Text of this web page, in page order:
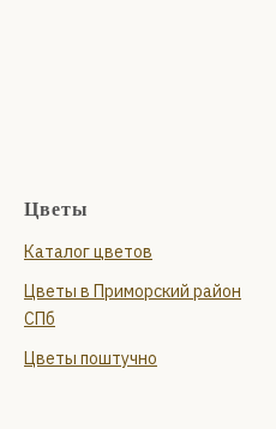
Цветы
Каталог цветов
Цветы в Приморский район
СПб
Цветы поштучно